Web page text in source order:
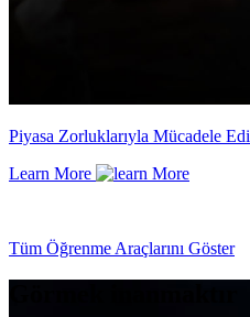
Piyasa Zorluklarıyla Mücadele
Learn More
Tüm Öğrenme Araçlarını Göster